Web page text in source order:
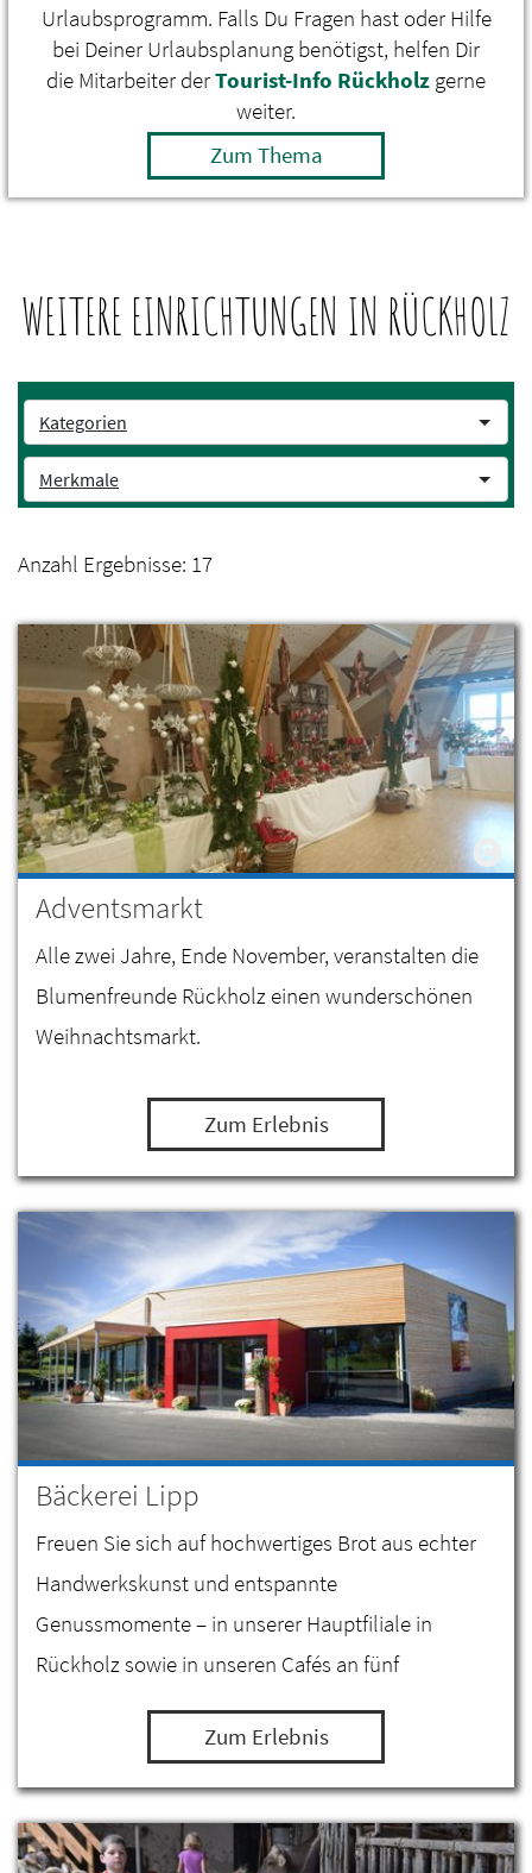
Urlaubsprogramm. Falls Du Fragen hast oder Hilfe
bei Deiner Urlaubsplanung benötigst, helfen Dir
die Mitarbeiter derTourist-Info Rückholz gerne
weiter.
Zum Thema
WEITERE EINRICHTUNGEN IN RÜCKHOLZ
Kategorien
Merkmale
Anzahl Ergebnisse: 17
Adventsmarkt
Alle zwei Jahre, Ende November, veranstalten die
Blumenfreunde Rückholz einen wunderschönen
Weihnachtsmarkt.
Zum Erlebnis
Bäckerei Lipp
Freuen Sie sich auf hochwertiges Brot aus echter
Handwerkskunst und entspannte
Genussmomente – in unserer Hauptfiliale in
Rückholz sowie in unseren Cafés an fünf
verschiedenen Standorten!
Zum Erlebnis